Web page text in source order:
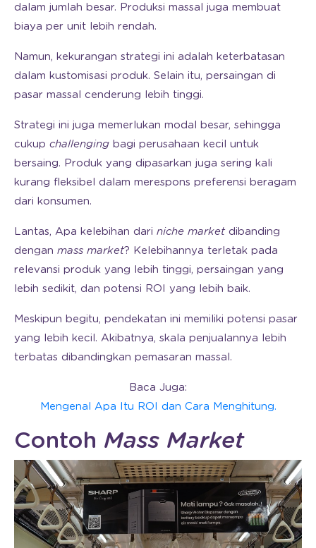
dalam jumlah besar. Produksi massal juga membuat
biaya per unit lebih rendah.
Namun, kekurangan strategi ini adalah keterbatasan
dalam kustomisasi produk. Selain itu, persaingan di
pasar massal cenderung lebih tinggi.
Strategi ini juga memerlukan modal besar, sehingga
cukup challenging bagi perusahaan kecil untuk
bersaing. Produk yang dipasarkan juga sering kali
kurang fleksibel dalam merespons preferensi beragam
dari konsumen.
Lantas, Apa kelebihan dari niche marketdibanding
dengan mass market? Kelebihannya terletak pada
relevansi produk yang lebih tinggi, persaingan yang
lebih sedikit, dan potensi ROI yang lebih baik.
Meskipun begitu, pendekatan ini memiliki potensi pasar
yang lebih kecil. Akibatnya, skala penjualannya lebih
terbatas dibandingkan pemasaran massal.
Baca Juga:
Mengenal Apa Itu ROI dan Cara Menghitung.
Contoh Mass Market